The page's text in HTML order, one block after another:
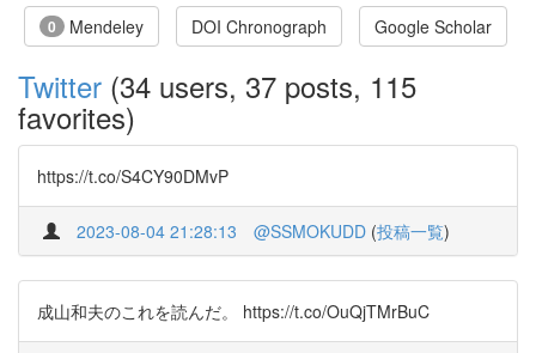
0 Mendeley DOI Chronograph Google Scholar
Twitter (34 users, 37 posts, 115
favorites)
https://t.co/S4CY90DMvP
2023-08-04 21:28:13 @SSMOKUDD (投稿一覧)
成山和夫のこれを読んだ。 https://t.co/OuQjTMrBuC